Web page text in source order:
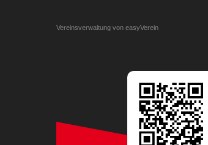
Vereinsverwaltung von easyVerein